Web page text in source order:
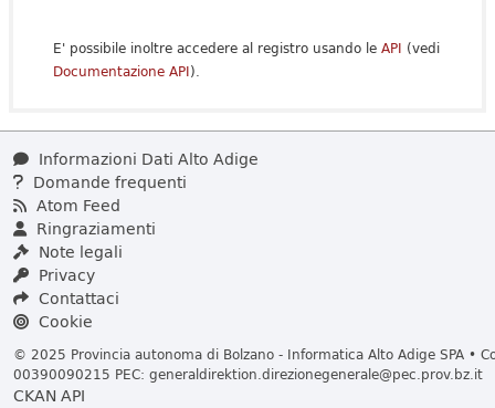
E' possibile inoltre accedere al registro usando le API (vedi
Documentazione API).
Informazioni Dati Alto Adige
Domande frequenti
Atom Feed
Ringraziamenti
Note legali
Privacy
Contattaci
Cookie
© 2025 Provincia autonoma di Bolzano - Informatica Alto Adige SPA •
00390090215 PEC: generaldirektion.direzionegenerale@pec.prov.bz.it
CKAN API